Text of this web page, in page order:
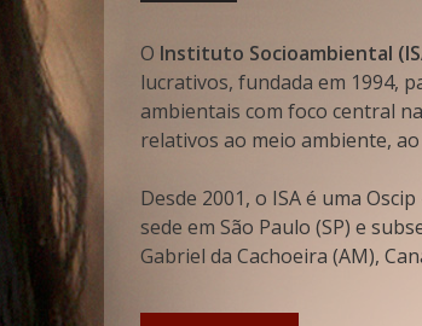
O Instituto Socioambiental
lucrativos, fundada em 1994,
ambientais com foco central
relativos ao meio ambiente,
Desde 2001, o ISA é uma
sede em São Paulo (SP) e
Gabriel da Cachoeira (AM),